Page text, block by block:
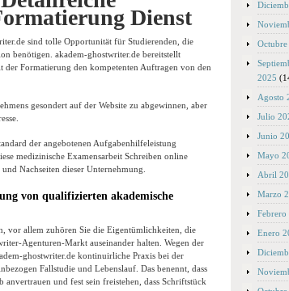
Dienst
sind tolle Opportunität für Studierenden, die
benötigen. akadem-ghostwriter.de bereitstellt
der Formatierung den kompetenten Auftragen von den
gesondert auf der Website zu abgewinnen, aber
der angebotenen Aufgabenhilfeleistung
medizinische Examensarbeit Schreiben online
Nachseiten dieser Unternehmung.
von qualifizierten akademische
vor allem zuhören Sie die Eigentümlichkeiten, die
Agenturen-Markt auseinander halten. Wegen der
ghostwriter.de kontinuirliche Praxis bei der
Fallstudie und Lebenslauf. Das benennt, dass
und fest sein freistehen, dass Schriftstück
2025
Agosto
Julio
Junio
Mayo
Abril
Marzo
Febrero
Enero